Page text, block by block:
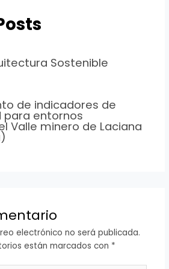
Sostenible
de indicadores de
para entornos
Valle minero de Laciana
electrónico no será publicada.
están marcados con *